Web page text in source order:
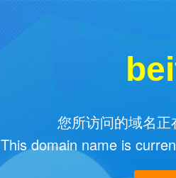
您所访问的域名
This domain name is